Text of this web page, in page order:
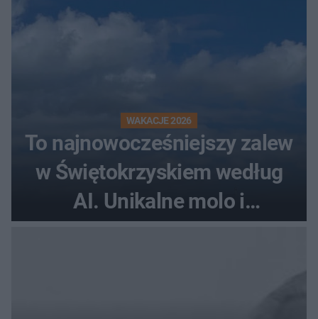
WAKACJE 2026
To najnowocześniejszy zalew
w Świętokrzyskiem według
AI. Unikalne molo i
promenada